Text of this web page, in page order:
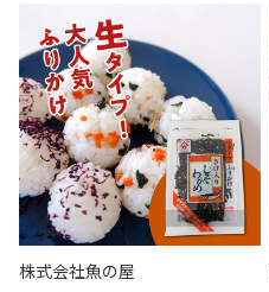
株式会社魚の屋